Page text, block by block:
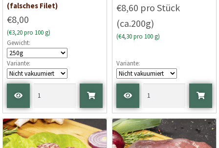
(falsches Filet)
€8,00
(€3,20 pro 100 g)
Gewicht:
Variante:
€8,60 pro Stück
(ca.200g)
(€4,30 pro 100 g)
Variante: